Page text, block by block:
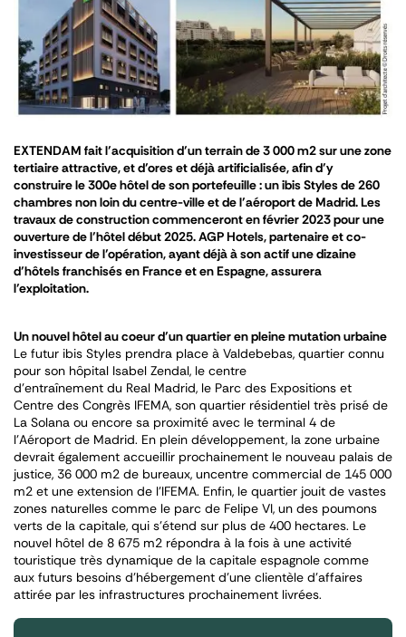
EXTENDAM fait l’acquisition d’un terrain de 3 000 m2 sur une zone
tertiaire attractive, et d’ores et déjà artificialisée, afin d’y
construire le 300e hôtel de son portefeuille : un ibis Styles de 260
chambres non loin du centre-ville et de l’aéroport de Madrid. Les
travaux de construction commenceront en février 2023 pour une
ouverture de l’hôtel début 2025. AGP Hotels, partenaire et co-
investisseur de l’opération, ayant déjà à son actif une dizaine
d’hôtels franchisés en France et en Espagne, assurera
l’exploitation.
Un nouvel hôtel au coeur d’un quartier en pleine mutation urbaine
Le futur ibis Styles prendra place à Valdebebas, quartier connu
pour son hôpital Isabel Zendal, le centre
d’entraînement du Real Madrid, le Parc des Expositions et
Centre des Congrès IFEMA, son quartier résidentiel très prisé de
La Solana ou encore sa proximité avec le terminal 4 de
l’Aéroport de Madrid. En plein développement, la zone urbaine
devrait également accueillir prochainement le nouveau palais de
justice, 36 000 m2 de bureaux, uncentre commercial de 145 000
m2 et une extension de l’IFEMA. Enfin, le quartier jouit de vastes
zones naturelles comme le parc de Felipe VI, un des poumons
verts de la capitale, qui s’étend sur plus de 400 hectares. Le
nouvel hôtel de 8 675 m2 répondra à la fois à une activité
touristique très dynamique de la capitale espagnole comme
aux futurs besoins d’hébergement d’une clientèle d’affaires
attirée par les infrastructures prochainement livrées.